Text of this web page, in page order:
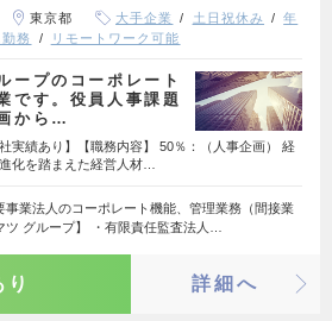
東京都 大手企業 土日祝休み
年
務 リモートワーク可能
ープのコーポレート
です。役員人事課題
から…
実績あり】【職務内容】 50％：（人事企画） 経
化を踏まえた経営人材…
事業法人のコーポレート機能、管理業務（間接業
グループ】 ・有限責任監査法人…
詳細へ